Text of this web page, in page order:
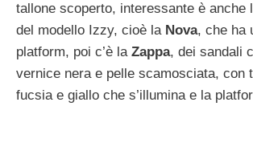
tallone scoperto, interessante è anche
del modello Izzy, cioè la Nova, che ha
platform, poi c’è la Zappa, dei sandali
vernice nera e pelle scamosciata, con
fucsia e giallo che s’illumina e la